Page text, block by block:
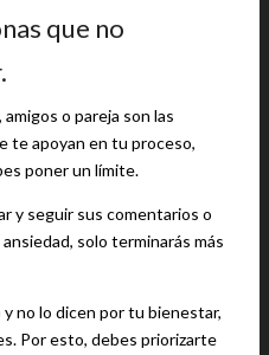
que no
o pareja son las
te apoyan en tu proceso,
poner un límite.
y seguir sus comentarios o
solo terminarás más
no lo dicen por tu bienestar,
Por esto, debes priorizarte